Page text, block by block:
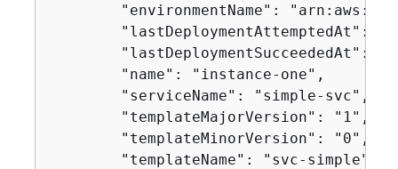
"environmentName":
"lastDeploymentAttemptedAt":
"lastDeploymentSucceededAt":
        "name": "instance-one",
        "serviceName": "simple-svc",
        "templateMajorVersion": "1",
        "templateMinorVersion": "0",
        "templateName": "svc-simple"